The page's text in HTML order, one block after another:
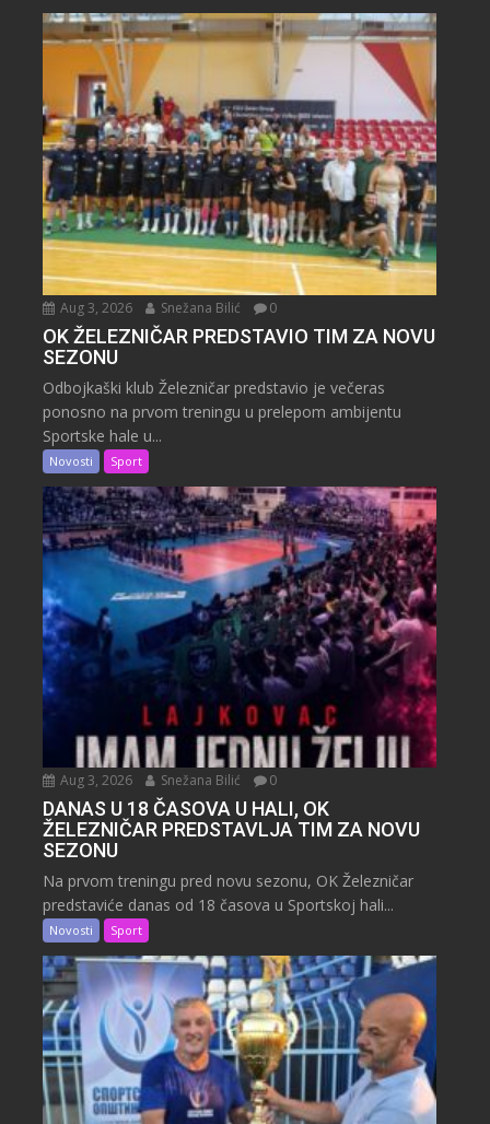
Aug 3, 2026 Snežana Bilić 0
OK ŽELEZNIČAR PREDSTAVIO TIM ZA NOVU
SEZONU
Odbojkaški klub Železničar predstavio je večeras
ponosno na prvom treningu u prelepom ambijentu
Sportske hale u...
Novosti Sport
Aug 3, 2026 Snežana Bilić 0
DANAS U 18 ČASOVA U HALI, OK
ŽELEZNIČAR PREDSTAVLJA TIM ZA NOVU
SEZONU
Na prvom treningu pred novu sezonu, OK Železničar
predstaviće danas od 18 časova u Sportskoj hali...
Novosti Sport